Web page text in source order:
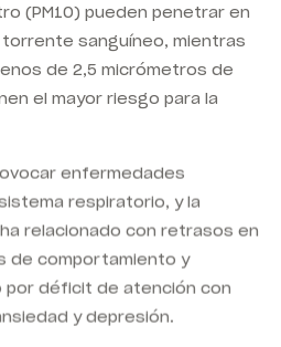
(PM10) pueden penetrar en
torrente sanguíneo, mientras
de 2,5 micrómetros de
el mayor riesgo para la
enfermedades
respiratorio, y la
relacionado con retrasos en
de comportamiento y
déficit de atención con
y depresión.